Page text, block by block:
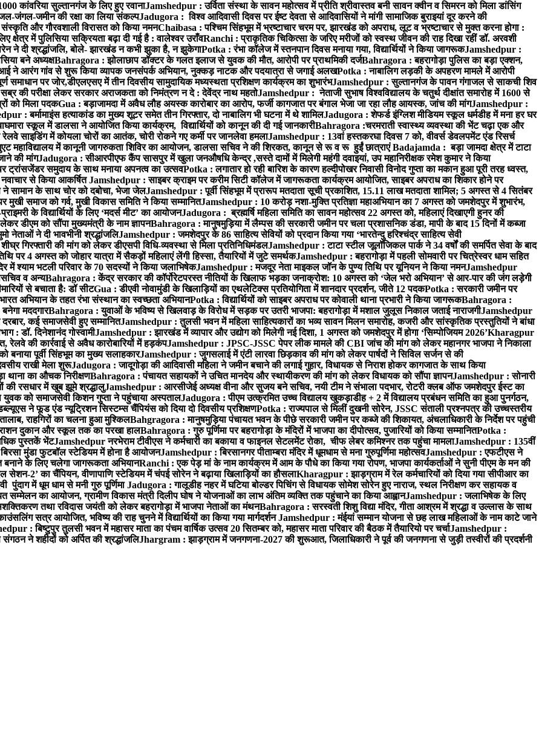
कांवरिया सुल्तानगंज के लिए हुए रवानाJamshedpur : उर्विता संस्था के सावन महोत्सव में प्रीति श्रीवास्तव बनी सावन क्वीन व सिमरन को मिला डांसिंग
जंगल-जमीन की रक्षा का लिया संकल्पJadugora : विश्व आदिवासी दिवस पर ईष्ट देवता से आदिवासियों ने मांगी सामाजिक बुराइयां दूर करने की
और गौरवशाली विरासत को किया नमनChaibasa : पश्चिम सिंहभूम में भ्रष्टाचार चरम पर, झारखंड को अपराध, लूट व भ्रष्टाचार से मुक्त करना होगा :
क्षेत्र में पुलिसिया सक्रियता बढ़ा दी गई है : वालेश्वर उराँवRanchi : प्राकृतिक चिकित्सा के जरिए मरीजों को स्वस्थ जीवन की राह दिखा रहीं डॉ. अरवशी
ने दी श्रद्धांजलि, बोले- झारखंड न कभी झुका है, न झुकेगाPotka : रंभा कॉलेज में स्तनपान दिवस मनाया गया, विद्यार्थियों ने किया जागरूकJamshedpur :
बने अध्यक्षBahragora : झोलाछाप डॉक्टर के गलत इलाज से युवक की मौत, आरोपी पर प्राथमिकी दर्जBahragora : बहरागोड़ा पुलिस का बड़ा एक्शन,
ने आरंग गांव से शुरू किया व्यापक जनसंपर्क अभियान, नुक्कड़ नाटक और पदयात्रा से जगाई अलखPotka : नाबालिग लड़की के अपहरण मामले में आरोपी
समाधान पर जोर,डीएलएसए में तीन दिवसीय सामुदायिक मध्यस्थता प्रशिक्षण कार्यक्रम का शुभारंभJamshedpur : सुल्तानगंज के पावन गंगाजल से साकची शिव
की परीक्षा लेकर सरकार अराजकता को निमंत्रण न दे : देवेंद्र नाथ महतोJamshedpur : नेताजी सुभाष विश्वविद्यालय के चतुर्थ दीक्षांत समारोह में 1600 से
को मिला पदकGua : बड़ाजामदा में अवैध लौह अयस्क कारोबार का आरोप, फर्जी कागजात पर बंगाल भेजा जा रहा लौह आयस्क, जांच की मांगJamshedpur :
: बर्मामाइंस हत्याकांड का मुख्य शूटर समेत तीन गिरफ्तार, दो नाबालिग भी घटना में थे शामिलJadugora : शेफर्ड इंग्लिश मीडियम स्कूल धर्मडीह में मना हर घर
स्कूल में डालसा ने आयोजित किया कार्यक्रम, विद्यार्थियों को कानून की दी गई जानकारीBahragora :चरमराती स्वास्थ्य व्यवस्था की भेंट चढ़ा एक और
साइडिंग में कोयला चोरों का आतंक, चोरी रोकने गए कर्मी पर जानलेवा हमलाJamshedpur : 13वां हस्तकरघा दिवस 7 को, वीवर्स डेवलपमेंट एंड रिसर्च
महाविद्यालय में कानूनी जागरुकता शिविर का आयोजन, डालसा सचिव ने की शिरकत, कानून से रू व रू हुईं छात्राएंBadajamda : बड़ा जामदा क्षेत्र में टाटा
की मांगJadugora : सीआरपीएफ कैंप सासपुर में खुला जनऔषधि केन्द्र ,सस्ते दामों में मिलेगी महंगी दवाइयां, उप महानिरीक्षक रमेश कुमार ने किया
समुदाय के साथ मनाया अपनत्व का उत्सवPotka : लगातार हो रही बारिश के कारण हल्दीपोखर निवासी विनोद गुप्ता का मकान हुआ पूरी तरह ध्वस्त,
से किया आकर्षितJamshedpur : साइबर क्राइम पर करीम सिटी कॉलेज में जागरूकता कार्यक्रम आयोजित, साइबर अपराध का शिकार होने पर
सामान के साथ चोर को दबोचा, भेजा जेलJamshedpur : पूर्वी सिंहभूम में प्रारूप मतदाता सूची प्रकाशित, 15.11 लाख मतदाता शामिल; 5 अगस्त से 4 सितंबर
समाज को गर्व, मुखी विकास समिति ने किया सम्मानितJamshedpur : 10 करोड़ नशा-मुक्ति प्रतिज्ञा महाअभियान का 7 अगस्त को जमशेदपुर में शुभारंभ,
के विद्यार्थियों के लिए ‘मदर्स मीट’ का आयोजनJadugora : ब्रह्मर्षि महिला समिति का सावन महोत्सव 22 अगस्त को, महिलाएं दिखाएगी हुनर की
डीएम को सौंपा मुख्यमंत्री के नाम ज्ञापनBahragora : मानुषमुड़िया में लैम्पस की सरकारी जमीन पर चला प्रशासनिक डंडा, मापी के बाद 15 दिनों में कब्जा
नेताओं ने दी भावभीनी श्रद्धांजलिJamshedpur : जमशेदपुर के 86 साहित्य सेवियों को प्रदान किया गया ‘भारतेन्दु हरिश्चंद्र साहित्य सेवी
गिरफ्तारी की मांग को लेकर डीएसपी विधि-व्यवस्था से मिला प्रतिनिधिमंडलJamshedpur : टाटा स्टील जूलॉजिकल पार्क ने 34 वर्षों की समर्पित सेवा के बाद
पर 4 अगस्त को जोहार यात्रा में सैकड़ों महिलाएं लेंगी हिस्सा, तैयारियों में जुटे समर्थकJamshedpur : बहरागोड़ा में पहली सोमवारी पर चित्रेस्वर धाम सहित
में श्याम भटली परिवार के 70 सदस्यों ने किया जलाभिषेकJamshedpur : मजदूर नेता माइकल जॉन के पुण्य तिथि पर यूनियन ने किया नमनJamshedpur
व अन्यBahragora : केंद्र सरकार की कॉर्पोरेटपरस्त नीतियों के खिलाफ भड़का जनाक्रोश: 10 अगस्त को ‘जेल भरो अभियान’ से आर-पार की जंग लड़ेगी
से बचाता है: डॉ सीटGua : डीएवी नोवामुंडी के खिलाड़ियों का एथलेटिक्स प्रतियोगिता में शानदार प्रदर्शन, जीते 12 पदकPotka : सरकारी जमीन पर
अभियान के तहत रंभा संस्थान का स्वच्छता अभियानPotka : विद्यार्थियों को साइबर अपराध पर कोवाली थाना प्रभारी ने किया जागरूकBahragora :
मददगारBahragora : युवाओं के भविष्य से खिलवाड़ के विरोध में सड़क पर उतरी भाजपा: बहरागोड़ा में मशाल जुलूस निकाल जताई नाराजगीJamshedpur
दरबार, कई समाजसेवी हुए सम्मानितJamshedpur : तुलसी भवन में महिला साहित्यकारों का भव्य सावन मिलन समारोह, कजरी और सांस्कृतिक प्रस्तुतियों ने बांधा
: डॉ. दिनेशानंद गोस्वामीJamshedpur : झारखंड में व्यापार और उद्योग को मिलेगी नई दिशा, 1 अगस्त को जमशेदपुर में होगा ‘सिम्पोजियम 2026’Kharagpur
रेलवे की कार्रवाई से अवैध कारोबारियों में हड़कंपJamshedpur : JPSC-JSSC पेपर लीक मामले की CBI जांच की मांग को लेकर महानगर भाजपा ने निकाला
बनाया पूर्वी सिंहभूम का मुख्य सलाहकारJamshedpur : जुगसलाई में एंटी लारवा छिड़काव की मांग को लेकर पार्षदों ने सिविल सर्जन से की
राखी मेला शुरूJadugora : जादूगोड़ा की आदिवासी महिला ने जमीन बचाने की लगाई गुहार, विधायक से निराश होकर कागजात के साथ किया
थाना का औचक निरीक्षणBahragora : पंचायत सहायकों ने उचित मानदेय और स्थायीकरण की मांग को लेकर विधायक को सौंपा ज्ञापनJamshedpur : सोनारी
की रसधार में खुब झूमे श्रद्धालुJamshedpur : आरसीजेई अध्यक्ष वीना और सुजय बने सचिव, नयी टीम ने संभाला पदभार, रोटरी क्लब ऑफ जमशेदपुर ईस्ट का
को समाजसेवी किशन गुप्ता ने पहुंचाया अस्पतालJadugora : पीएम उत्क्रमित उच्च विद्यालय खुकड़ाडीह + 2 में विद्यालय प्रबंधन समिति का हुआ पुनर्गठन,
ने फूड एंड न्यूट्रिशन सिस्टम्स चैंपियंस को दिया दो दिवसीय प्रशिक्षणPotka : राज्यपाल से मिलीं दुखनी सोरेन, JSSC संताली प्रश्नपत्र की उच्चस्तरीय
राहगिरों का चलना हुआ मुश्किलBahgragora : मानुषमुड़िया पंचायत भवन के पीछे सरकारी जमीन पर कब्जे की शिकायत, अंचलाधिकारी के निर्देश पर पहुंची
दुकान और स्कूल तक का परखा हालBahragora : गुरु पूर्णिमा पर बहरागोड़ा के मंदिरों में भाजपा का दीपोत्सव, पुजारियों को किया सम्मानितPotka :
पुस्तकें भेंटJamshedpur नरभेराम टीवीएस ने कर्मचारी का बकाया व फाइनल सेटलमेंट रोका, चीफ लेबर कमिश्नर तक पहुंचा मामलाJamshedpur : 135वीं
मुंडा फुटबॉल स्टेडियम में होना है आयोजनJamshedpur : बिरसानगर पीताम्बरा मंदिर में धूमधाम से मना गुरुपूर्णिमा महोत्सवJamshedpur : एफटीएस ने
बनाने के लिए चलेगा जागरूकता अभियानRanchi : एक पेड़ मां के नाम कार्यक्रम में आम के पौधे का किया गया रोपण, भाजपा कार्यकर्ताओं ने सुनी पीएम के मन की
2’ का चैंपियन, वीणापाणि स्टेडियम में चंपई सोरेन ने बढ़ाया खिलाड़ियों का हौसलाKharagpur : झाड़ग्राम में रेल कर्मचारियों को दिया गया सीपीआर का
पुंदाग में धूम धाम से मनी गुरु पूर्णिमाJadugora : गालूडीह नहर में घटिया बोल्डर पिचिंग से विधायक सोमेश सोरेन हुए नाराज, स्थल निरीक्षण कर सहायक व
सम्मेलन का आयोजन, ग्रामीण विकास मंत्री दिलीप घोष ने योजनाओं का लाभ अंतिम व्यक्ति तक पहुंचाने का किया आह्वानJamshedpur : जलाभिषेक के लिए
तथा रविदास जयंती को लेकर बहरागोड़ा में भाजपा नेताओं का मंथनBahragora : सरस्वती शिशु विद्या मंदिर, गीता आश्रम में श्रद्धा व उल्लास के साथ
सत्र आयोजित, भविष्य की राह चुनने में विद्यार्थियों का किया गया मार्गदर्शनJamshedpur : मंईयां सम्मान योजना से छह लाख महिलाओं के नाम काटे जाने
: बिष्टुपुर तुलसी भवन में महासर माता का पंचम वार्षिक उत्सव 20 सितम्बर को, महासर माता परिवार की बैठक में तैयारियो पर चर्चाJamshedpur :
ने शहीदों को अर्पित की श्रद्धांजलिJhargram : झाड़ग्राम में जनगणना-2027 की शुरूआत, जिलाधिकारी ने पूर्व की जनगणना से जुड़ी तस्वीरों की प्रदर्शनी